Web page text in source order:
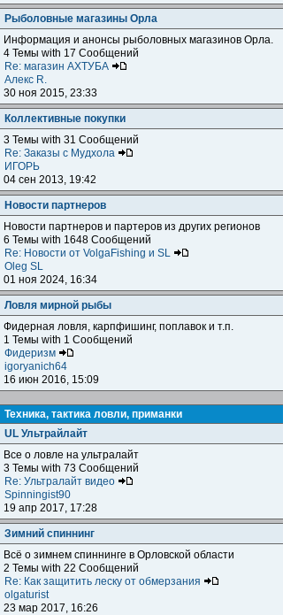
Рыболовные магазины Орла
Информация и анонсы рыболовных магазинов Орла.
4 Темы with 17 Сообщений
Re: магазин АХТУБА
Алекс R.
30 ноя 2015, 23:33
Коллективные покупки
3 Темы with 31 Сообщений
Re: Заказы с Мудхола
ИГОРЬ
04 сен 2013, 19:42
Новости партнеров
Новости партнеров и партеров из других регионов
6 Темы with 1648 Сообщений
Re: Новости от VolgaFishing и SL
Oleg SL
01 ноя 2024, 16:34
Ловля мирной рыбы
Фидерная ловля, карпфишинг, поплавок и т.п.
1 Темы with 1 Сообщений
Фидеризм
igoryanich64
16 июн 2016, 15:09
Техника, тактика ловли, приманки
UL Ультрайлайт
Все о ловле на ультралайт
3 Темы with 73 Сообщений
Re: Ультралайт видео
Spinningist90
19 апр 2017, 17:28
Зимний спиннинг
Всё о зимнем спиннинге в Орловской области
2 Темы with 22 Сообщений
Re: Как защитить леску от обмерзания
olgaturist
23 мар 2017, 16:26